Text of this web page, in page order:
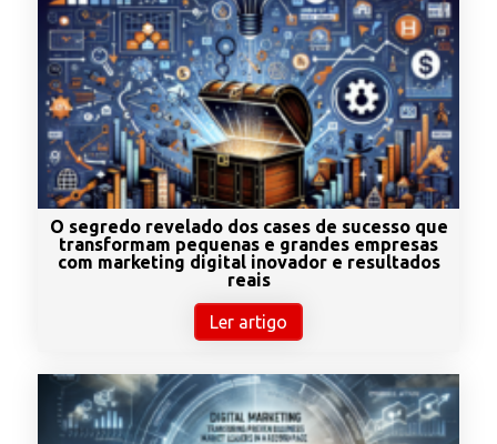
O segredo revelado dos cases de sucesso que
transformam pequenas e grandes empresas
com marketing digital inovador e resultados
reais
Ler artigo